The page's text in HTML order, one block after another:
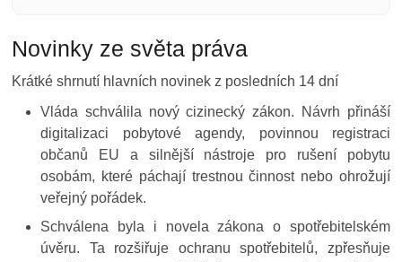
Novinky ze světa práva
Krátké shrnutí hlavních novinek z posledních 14 dní
Vláda schválila nový cizinecký zákon. Návrh přináší
digitalizaci pobytové agendy, povinnou registraci
občanů EU a silnější nástroje pro rušení pobytu
osobám, které páchají trestnou činnost nebo ohrožují
veřejný pořádek.
Schválena byla i novela zákona o spotřebitelském
úvěru. Ta rozšiřuje ochranu spotřebitelů, zpřesňuje